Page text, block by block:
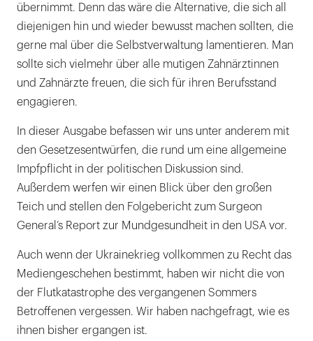
übernimmt. Denn das wäre die Alternative, die sich all
diejenigen hin und wieder bewusst machen sollten, die
gerne mal über die Selbstverwaltung lamentieren. Man
sollte sich vielmehr über alle mutigen Zahnärztinnen
und Zahnärzte freuen, die sich für ihren Berufsstand
engagieren.
In dieser Ausgabe befassen wir uns unter anderem mit
den Gesetzesentwürfen, die rund um eine allgemeine
Impfpflicht in der politischen Diskussion sind.
Außerdem werfen wir einen Blick über den großen
Teich und stellen den Folgebericht zum Surgeon
General’s Report zur Mundgesundheit in den USA vor.
Auch wenn der Ukrainekrieg vollkommen zu Recht das
Mediengeschehen bestimmt, haben wir nicht die von
der Flutkatastrophe des vergangenen Sommers
Betroffenen vergessen. Wir haben nachgefragt, wie es
ihnen bisher ergangen ist.